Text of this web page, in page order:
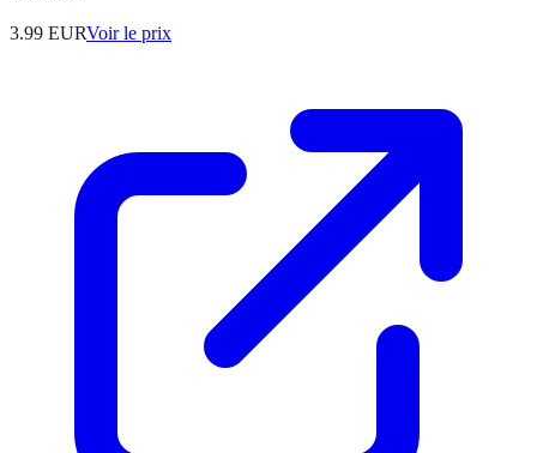
3.99 EURVoir le prix